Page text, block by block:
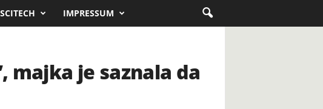
SCITECH IMPRESSUM
majka je saznala da